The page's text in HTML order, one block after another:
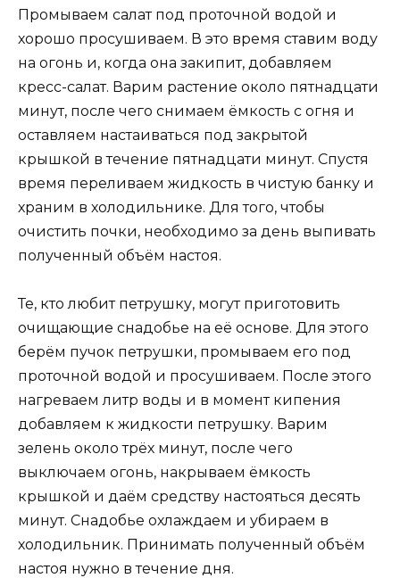
Промываем салат под проточной водой и
хорошо просушиваем. В это время ставим воду
на огонь и, когда она закипит, добавляем
кресс-салат. Варим растение около пятнадцати
минут, после чего снимаем ёмкость с огня и
оставляем настаиваться под закрытой
крышкой в течение пятнадцати минут. Спустя
время переливаем жидкость в чистую банку и
храним в холодильнике. Для того, чтобы
очистить почки, необходимо за день выпивать
полученный объём настоя.
Те, кто любит петрушку, могут приготовить
очищающие снадобье на её основе. Для этого
берём пучок петрушки, промываем его под
проточной водой и просушиваем. После этого
нагреваем литр воды и в момент кипения
добавляем к жидкости петрушку. Варим
зелень около трёх минут, после чего
выключаем огонь, накрываем ёмкость
крышкой и даём средству настояться десять
минут. Снадобье охлаждаем и убираем в
холодильник. Принимать полученный объём
настоя нужно в течение дня.